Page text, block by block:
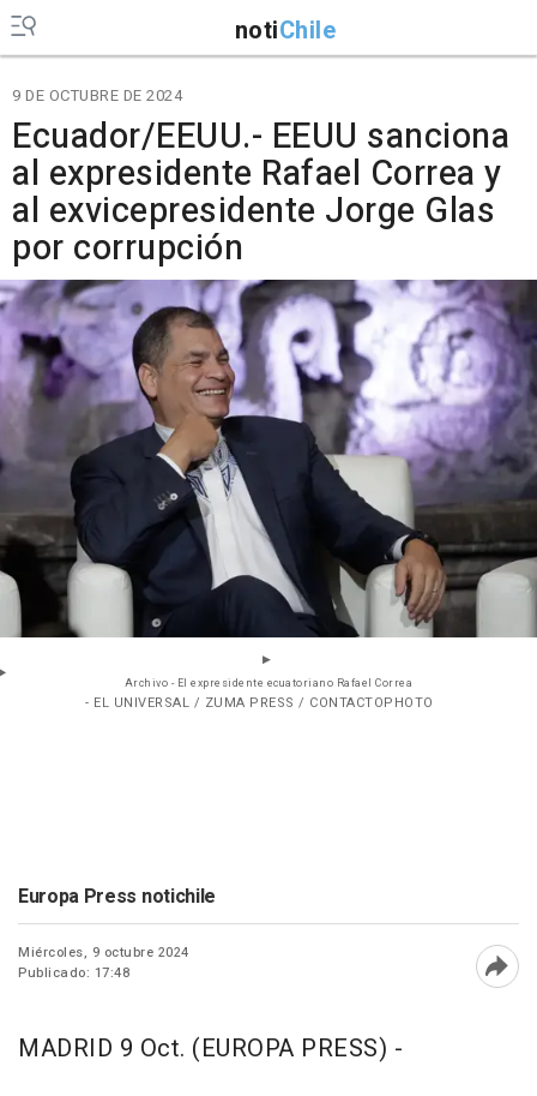
notiChile
9 DE OCTUBRE DE 2024
Ecuador/EEUU.- EEUU sanciona
al expresidente Rafael Correa y
al exvicepresidente Jorge Glas
por corrupción
Archivo - El expresidente ecuatoriano Rafael Correa
- EL UNIVERSAL / ZUMA PRESS / CONTACTOPHOTO
Europa Press notichile
Miércoles, 9 octubre 2024
Publicado: 17:48
MADRID 9 Oct. (EUROPA PRESS) -